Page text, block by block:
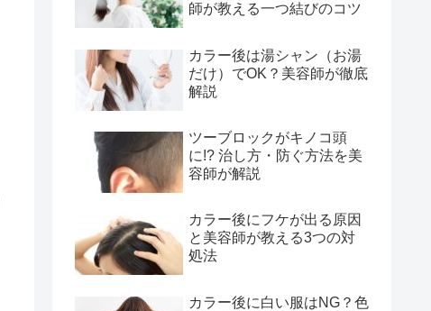
師が教える一つ結びのコツ
カラー後は湯シャン（お湯
だけ）でOK？美容師が徹底
解説
ツーブロックがキノコ頭
に!? 治し方・防ぐ方法を美
容師が解説
カラー後にフケが出る原因
と美容師が教える3つの対
処法
カラー後に白い服はNG？色